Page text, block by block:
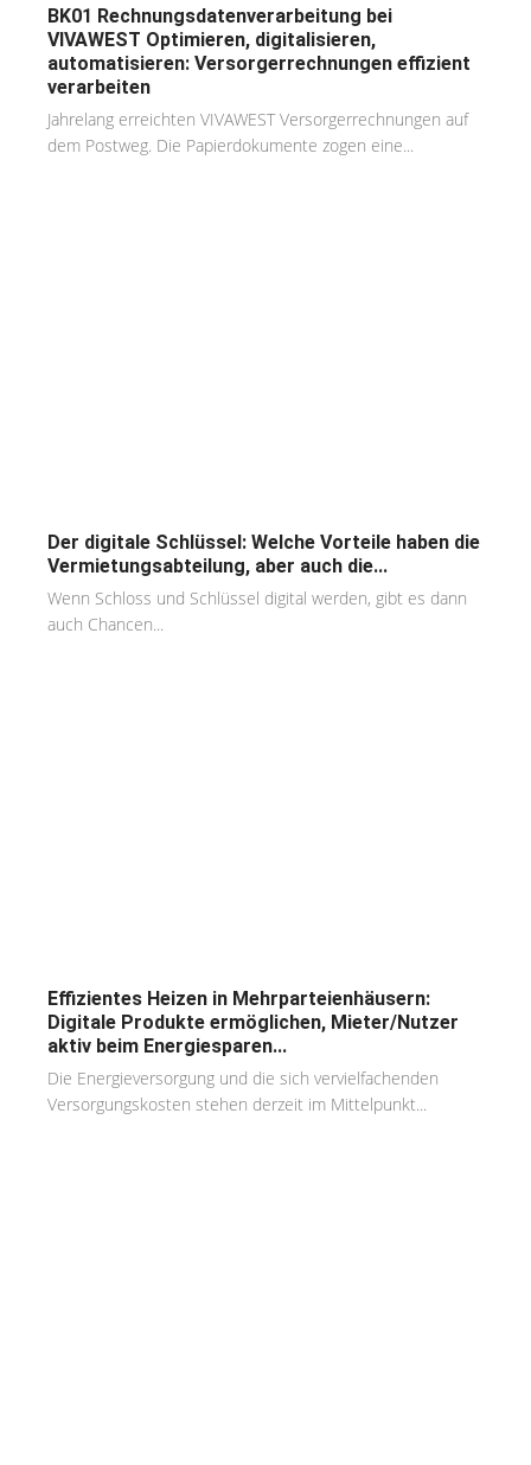
BK01 Rechnungsdatenverarbeitung bei
VIVAWEST Optimieren, digitalisieren,
automatisieren: Versorgerrechnungen effizient
verarbeiten
Jahrelang erreichten VIVAWEST Versorgerrechnungen auf
dem Postweg. Die Papierdokumente zogen eine...
Der digitale Schlüssel: Welche Vorteile haben die
Vermietungsabteilung, aber auch die...
Wenn Schloss und Schlüssel digital werden, gibt es dann
auch Chancen...
Effizientes Heizen in Mehrparteienhäusern:
Digitale Produkte ermöglichen, Mieter/Nutzer
aktiv beim Energiesparen...
Die Energieversorgung und die sich vervielfachenden
Versorgungskosten stehen derzeit im Mittelpunkt...